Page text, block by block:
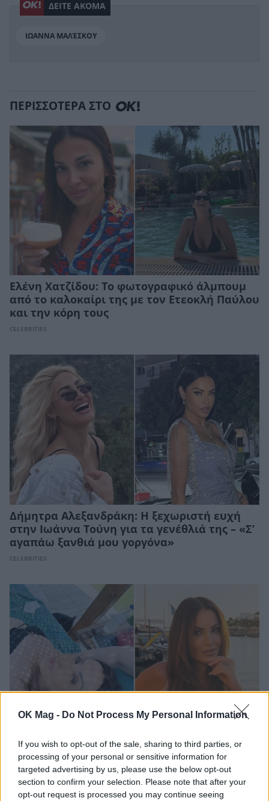
OK Mag - Do Not Process My Personal Information
If you wish to opt-out of the sale, sharing to third parties, or
processing of your personal or sensitive information for
targeted advertising by us, please use the below opt-out
section to confirm your selection. Please note that after your
opt-out request is processed you may continue seeing
ΔΕΙΤΕ ΑΚΟΜΑ
ΙΩΑΝΝΑ ΜΑΛΈΣΚΟΥ
ΠΕΡΙΣΣΟΤΕΡΑ ΣΤΟ
Ελένη Χατζίδου: Το φωτογραφικό άλμπουμ
από το καλοκαίρι της με τον Ετεοκλή Παύλου
και την κόρη τους
CELEBRITIES
Δήμητρα Αλεξανδράκη: Η ξεχωριστή ευχή
στην Ιωάννα Τούνη για τα γενέθλιά της – «Σ’
αγαπάω ξανθιά μου γοργόνα»
CELEBRITIES
Ναταλία Γερμανού: Οι ανέμελες στιγμές των
διακοπών της και η πόζα με μαγιό που
έκλεψε τις εντυπώσεις